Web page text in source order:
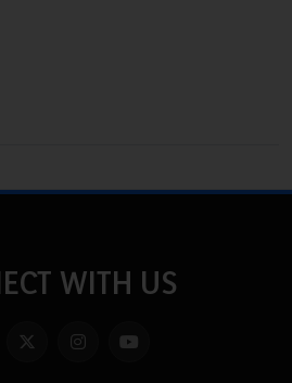
WITH US